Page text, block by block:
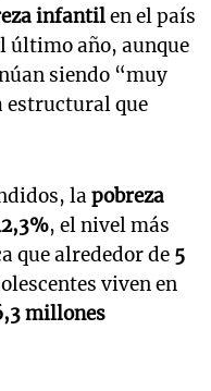
infantilen el país
último año, aunque
siendo “muy
estructural que
lapobreza
, el nivel más
que alrededor de 5
viven en
millones